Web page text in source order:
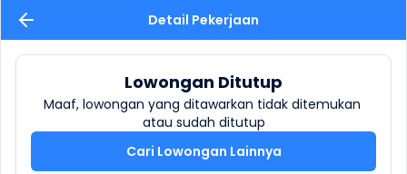
Detail Pekerjaan
Lowongan Ditutup
Maaf, lowongan yang ditawarkan tidak ditemukan
atau sudah ditutup
Cari Lowongan Lainnya